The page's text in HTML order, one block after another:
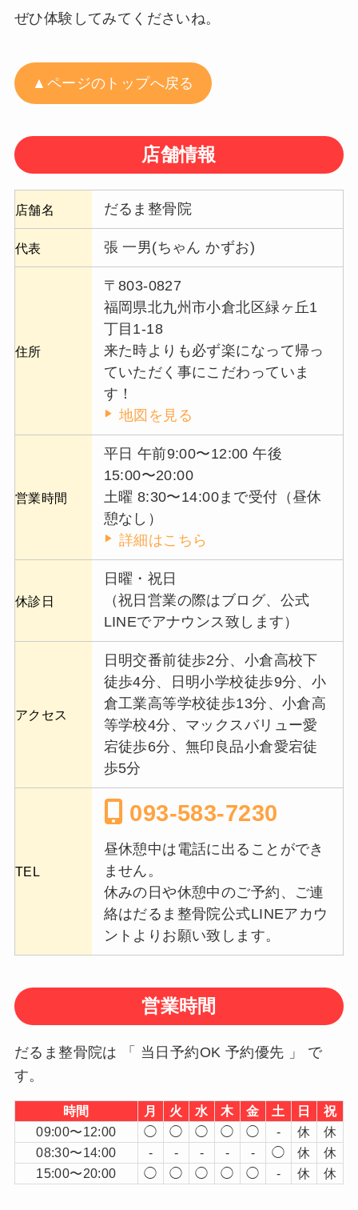
ぜひ体験してみてくださいね。
▲ページのトップへ戻る
店舗情報
店舗名 だるま整骨院
代表 張 一男(ちゃん かずお)
住所
〒803-0827
福岡県北九州市小倉北区緑ヶ丘1
丁目1-18
来た時よりも必ず楽になって帰っ
ていただく事にこだわっていま
す！
地図を見る
営業時間
平日 午前9:00〜12:00 午後
15:00〜20:00
土曜 8:30〜14:00まで受付（昼休
憩なし）
詳細はこちら
休診日
日曜・祝日
（祝日営業の際はブログ、公式
LINEでアナウンス致します）
アクセス
日明交番前徒歩2分、小倉高校下
徒歩4分、日明小学校徒歩9分、小
倉工業高等学校徒歩13分、小倉高
等学校4分、マックスバリュー愛
宕徒歩6分、無印良品小倉愛宕徒
歩5分
TEL
093-583-7230
昼休憩中は電話に出ることができ
ません。
休みの日や休憩中のご予約、ご連
絡はだるま整骨院公式LINEアカウ
ントよりお願い致します。
営業時間
だるま整骨院は 「 当日予約OK 予約優先 」 で
す。
時間 月 火 水 木 金 土 日
祝
09:00〜12:00
◯ ◯ ◯ ◯ ◯ - 休
休
08:30〜14:00
- - - - - ◯ 休
休
15:00〜20:00
◯ ◯ ◯ ◯ ◯ - 休 休